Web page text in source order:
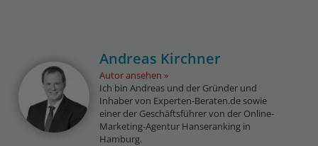
Andreas Kirchner
Autor ansehen
Ich bin Andreas und der Gründer und
Inhaber von Experten-Beraten.de sowie
einer der Geschäftsführer von der Online-
Marketing-Agentur Hanseranking in
Hamburg.